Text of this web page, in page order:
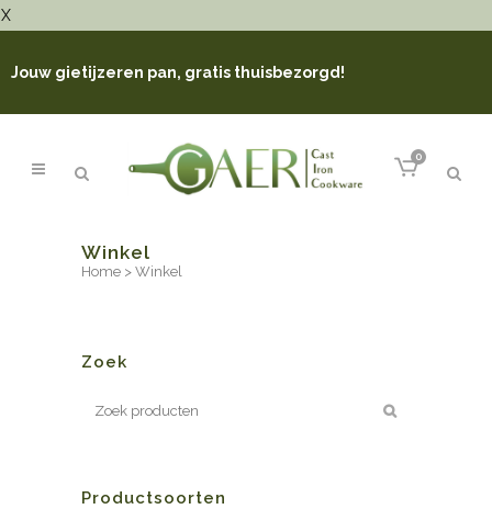
X
Jouw gietijzeren pan, gratis thuisbezorgd!
0
Winkel
Home > Winkel
Zoek
Productsoorten